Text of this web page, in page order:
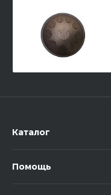
Каталог
Помощь